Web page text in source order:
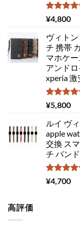
5段階中
5.00
¥4,800
ヴィト
チ 携帯
マホケ
アンド
xperia 激
5段階中
5.00
¥5,800
ルイ ヴ
apple
交換 ス
チ バン
5段階中
5.00
¥4,700
高評価